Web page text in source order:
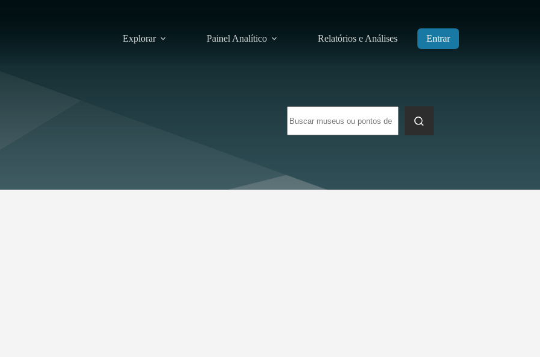
Explorar Painel Analítico Relatórios e Análises Entrar
resultados